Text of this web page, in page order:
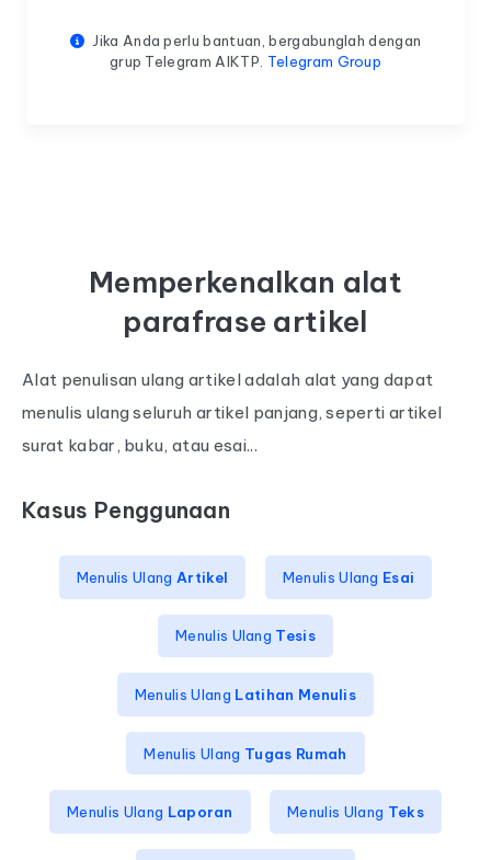
Jika Anda perlu bantuan, bergabunglah dengan
grup Telegram AIKTP. Telegram Group
Memperkenalkan alat
parafrase artikel
Alat penulisan ulang artikel adalah alat yang dapat
menulis ulang seluruh artikel panjang, seperti artikel
surat kabar, buku, atau esai...
Kasus Penggunaan
Menulis Ulang Artikel Menulis Ulang Esai
Menulis Ulang Tesis
Menulis Ulang Latihan Menulis
Menulis Ulang Tugas Rumah
Menulis Ulang Laporan Menulis Ulang Teks